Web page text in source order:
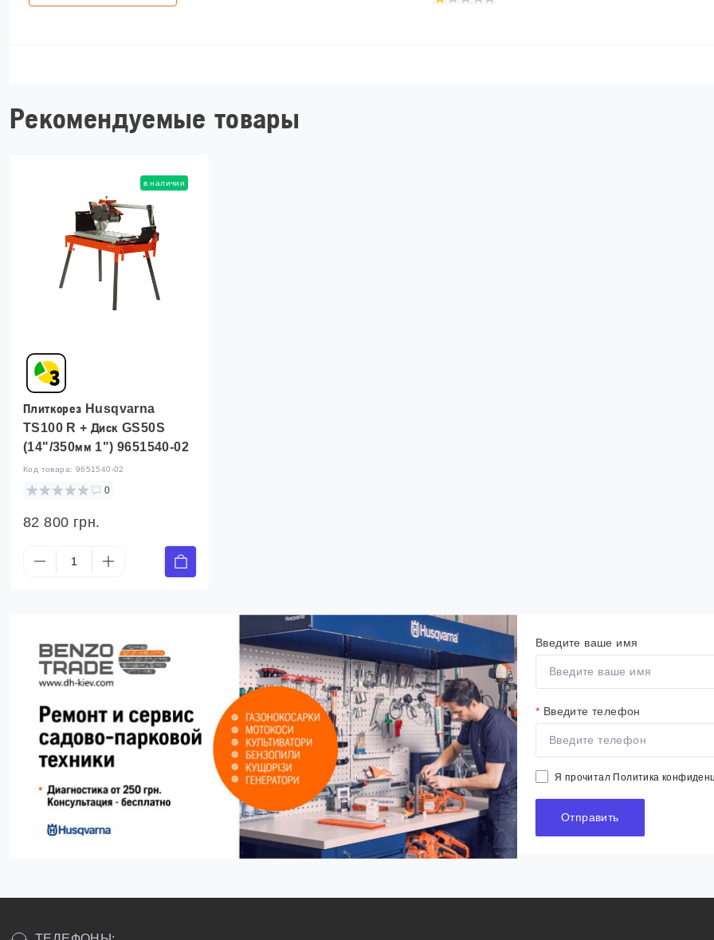
Рекомендуемые товары
в наличии
Плиткорез Husqvarna
TS100 R + Диск GS50S
(14"/350мм 1") 9651540-02
Код товара: 9651540-02
0
82 800 грн.
Введите ваше имя
* Введите телефон
Я прочитал Политика
Отправить